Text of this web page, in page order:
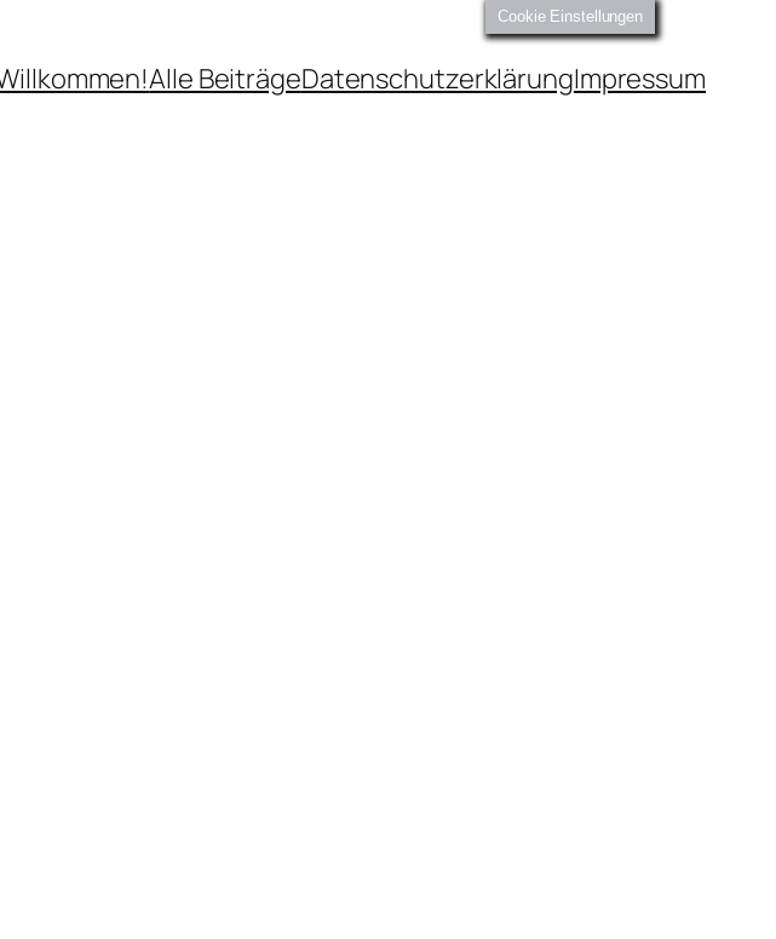
Alle BeiträgeDatenschutzerklärungImpressum
Cookie Einstellungen